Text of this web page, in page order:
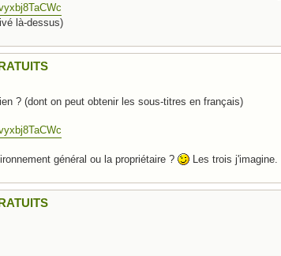
là-dessus)
? (dont on peut obtenir les sous-titres en français)
général ou la propriétaire ? Les trois j'imagine.